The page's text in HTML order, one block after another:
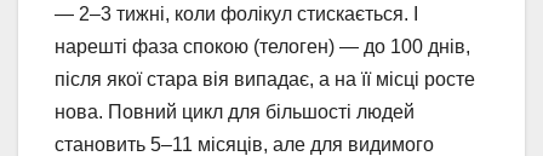
— 2–3 тижні, коли фолікул стискається. І
нарешті фаза спокою (телоген) — до 100 днів,
після якої стара вія випадає, а на її місці росте
нова. Повний цикл для більшості людей
становить 5–11 місяців, але для видимого